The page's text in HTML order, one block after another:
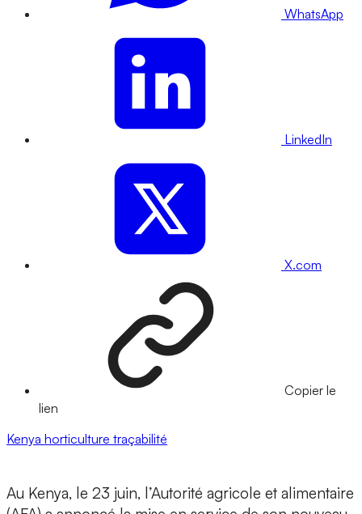
WhatsApp
LinkedIn
X.com
Copier le
lien
Kenya horticulture traçabilité
Au Kenya, le 23 juin, l’Autorité agricole et alimentaire